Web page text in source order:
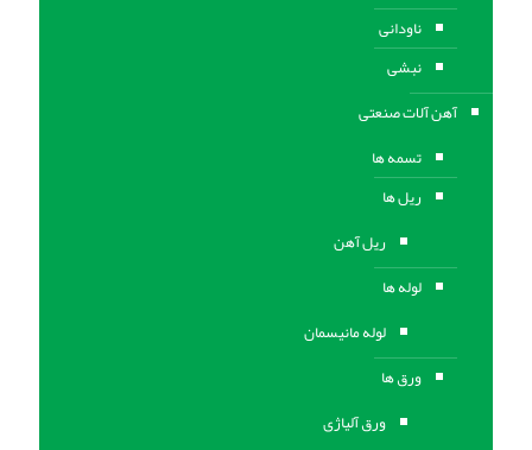
ناودانی
نبشی
آهن آلات صنعتی
تسمه ها
ریل ها
ریل آهن
لوله ها
لوله مانیسمان
ورق ها
ورق آلیاژی